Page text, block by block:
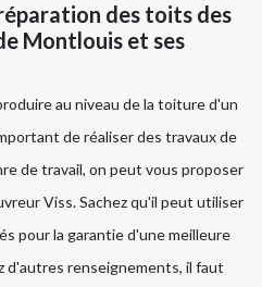
des toits des
Montlouis et ses
au niveau de la toiture d'un
de réaliser des travaux de
de travail, on peut vous proposer
Viss. Sachez qu'il peut utiliser
pour la garantie d'une meilleure
d'autres renseignements, il faut